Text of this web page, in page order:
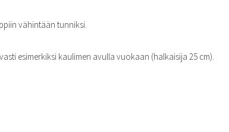
vähintään tunniksi.
esimerkiksi kaulimen avulla vuokaan (halkaisija 25 cm).